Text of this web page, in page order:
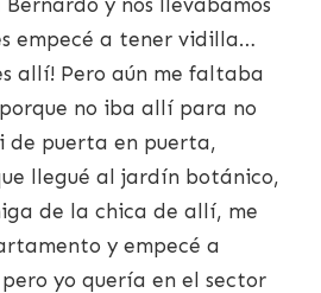
empecé a tener vidilla…
allí! Pero aún me faltaba
no iba allí para no
de puerta en puerta,
llegué al jardín botánico,
de la chica de allí, me
y empecé a
yo quería en el sector